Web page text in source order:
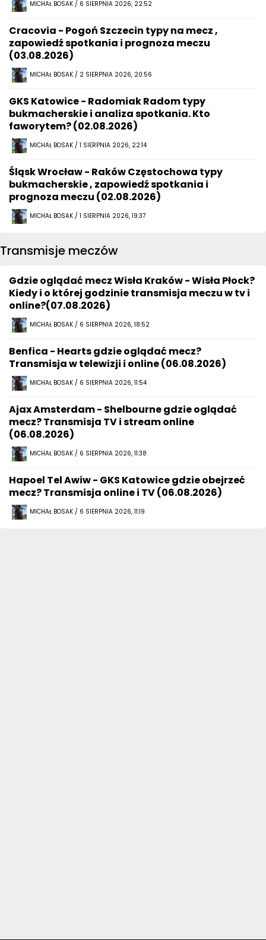
MICHAŁ BOSAK / 6 SIERPNIA 2026, 22:52
Cracovia - Pogoń Szczecin typy na mecz ,
zapowiedź spotkania i prognoza meczu
(03.08.2026)
MICHAŁ BOSAK / 2 SIERPNIA 2026, 20:56
GKS Katowice - Radomiak Radom typy
bukmacherskie i analiza spotkania. Kto
faworytem? (02.08.2026)
MICHAŁ BOSAK / 1 SIERPNIA 2026, 22:14
Śląsk Wrocław - Raków Częstochowa typy
bukmacherskie , zapowiedź spotkania i
prognoza meczu (02.08.2026)
MICHAŁ BOSAK / 1 SIERPNIA 2026, 19:37
Transmisje meczów
Gdzie oglądać mecz Wisła Kraków - Wisła Płock?
Kiedy i o której godzinie transmisja meczu w tv i
online?(07.08.2026)
MICHAŁ BOSAK / 6 SIERPNIA 2026, 18:52
Benfica - Hearts gdzie oglądać mecz?
Transmisja w telewizji i online (06.08.2026)
MICHAŁ BOSAK / 6 SIERPNIA 2026, 11:54
Ajax Amsterdam - Shelbourne gdzie oglądać
mecz? Transmisja TV i stream online
(06.08.2026)
MICHAŁ BOSAK / 6 SIERPNIA 2026, 11:38
Hapoel Tel Awiw - GKS Katowice gdzie obejrzeć
mecz? Transmisja online i TV (06.08.2026)
MICHAŁ BOSAK / 6 SIERPNIA 2026, 11:19